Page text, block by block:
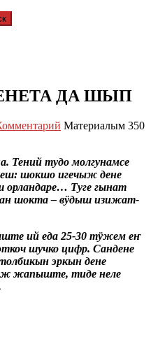
ДА ШЫП
Материалым 350
Тений тудо молгунамсе
шокшо игечыж дене
орландаре… Туге гынат
шокта – вӱдыш изижат-
ий еда 25-30 тӱжем еҥ
шучко цифр. Сандене
эркын дене
жапыште, тиде неле